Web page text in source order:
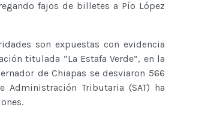
fajos de billetes a Pío López
son expuestas con evidencia
titulada “La Estafa Verde”, en la
de Chiapas se desviaron 566
Tributaria (SAT) ha